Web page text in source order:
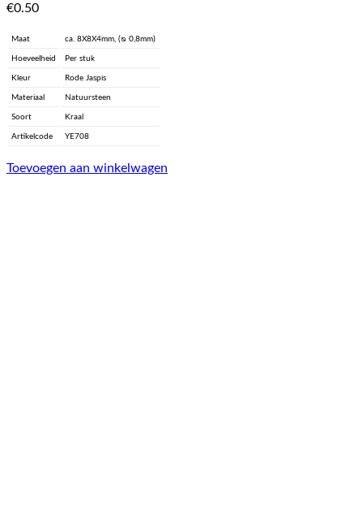
€0.50
Maat ca. 8X8X4mm, (ᴓ 0,8mm)
Hoeveelheid Per stuk
Kleur Rode Jaspis
Materiaal Natuursteen
Soort Kraal
Artikelcode YE708
Toevoegen aan winkelwagen